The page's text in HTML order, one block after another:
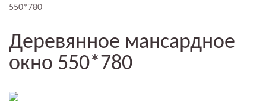
550*780
Деревянное мансардное
окно 550*780